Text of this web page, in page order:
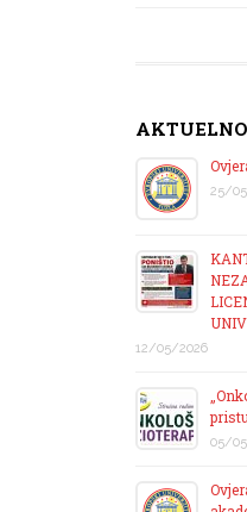
AKTUELNO
25/
12/05/2026
05/